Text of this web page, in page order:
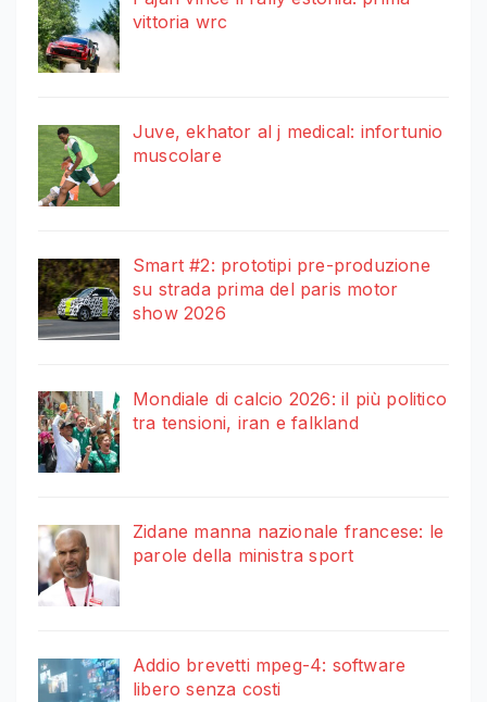
vittoria wrc
Juve, ekhator al j medical: infortunio
muscolare
Smart #2: prototipi pre-produzione
su strada prima del paris motor
show 2026
Mondiale di calcio 2026: il più politico
tra tensioni, iran e falkland
Zidane manna nazionale francese: le
parole della ministra sport
Addio brevetti mpeg-4: software
libero senza costi